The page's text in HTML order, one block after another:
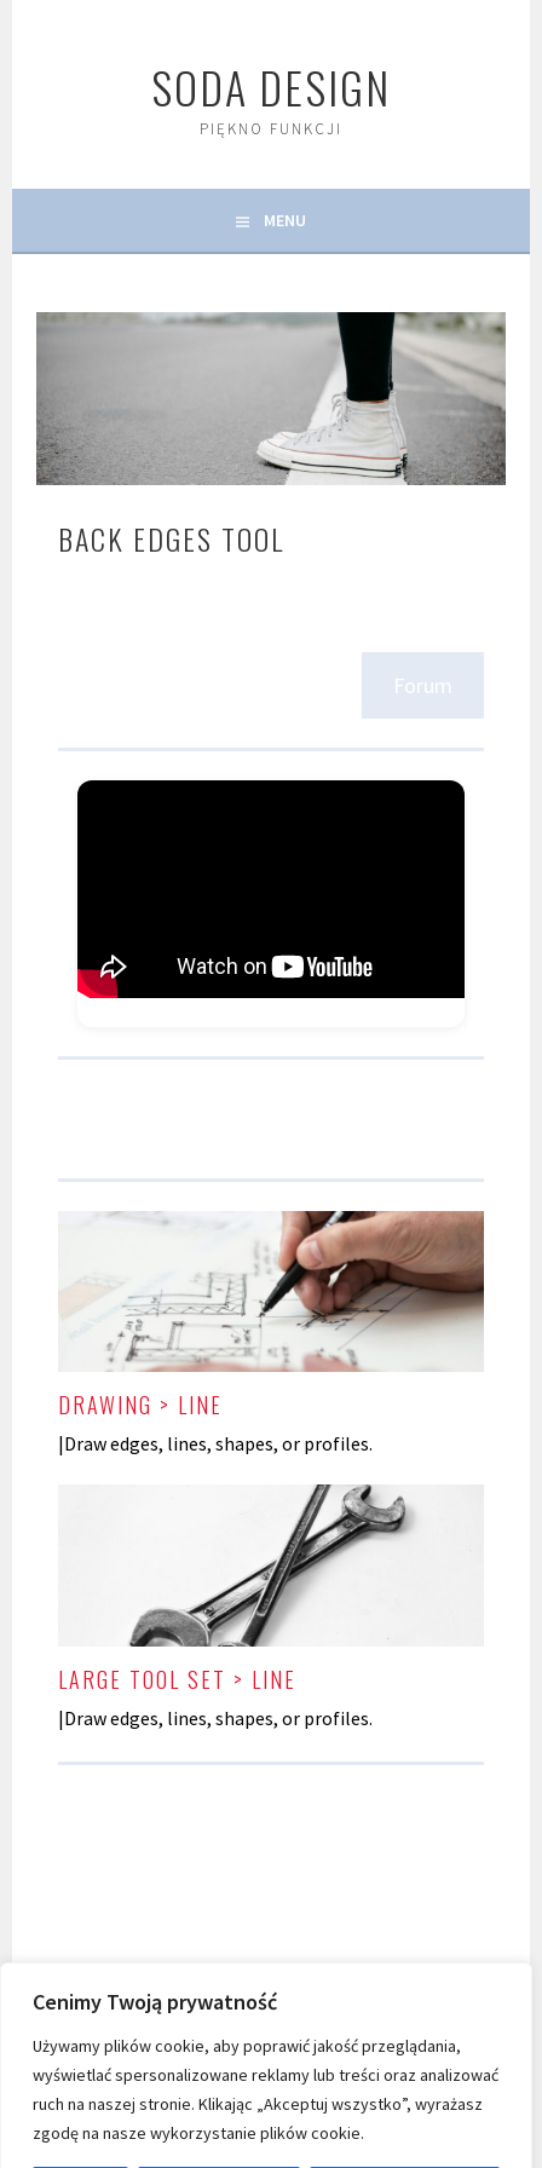
Cenimy Twoją prywatność
Używamy plików cookie, aby poprawić jakość przeglądania,
wyświetlać spersonalizowane reklamy lub treści oraz analizować
ruch na naszej stronie. Klikając „Akceptuj wszystko”, wyrażasz
zgodę na nasze wykorzystanie plików cookie.
SODA DESIGN
PIĘKNO FUNKCJI
MENU
BACK EDGES TOOL
Forum
DRAWING > LINE
|Draw edges, lines, shapes, or profiles.
LARGE TOOL SET > LINE
|Draw edges, lines, shapes, or profiles.